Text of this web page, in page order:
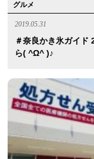
グルメ
2019.05.31
＃奈良かき氷ガイ
ら( ^ω^ )♪